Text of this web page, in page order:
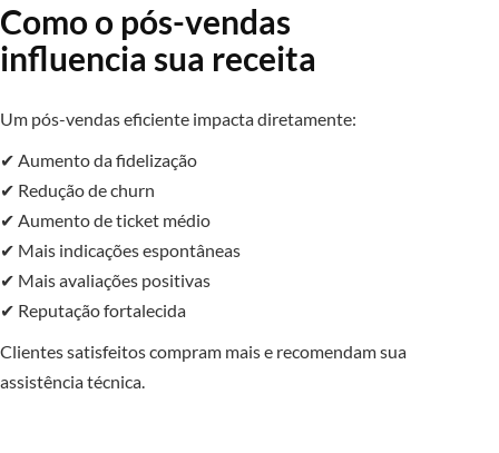
Como o pós-vendas
influencia sua receita
Um pós-vendas eficiente impacta diretamente:
✔ Aumento da fidelização
✔ Redução de churn
✔ Aumento de ticket médio
✔ Mais indicações espontâneas
✔ Mais avaliações positivas
✔ Reputação fortalecida
Clientes satisfeitos compram mais e recomendam sua
assistência técnica.